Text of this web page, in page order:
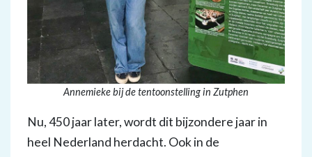
Annemieke bij de tentoonstelling in Zutphen
Nu, 450 jaar later, wordt dit bijzondere jaar in
heel Nederland herdacht. Ook in de